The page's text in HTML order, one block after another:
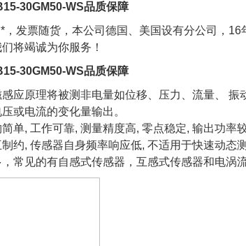
30GM50-WS品质保障
，发票随货，本公司德国、美国设有分公司，
将竭诚为你服务！
30GM50-WS品质保障
应原理将被测非电量如位移、压力、流量、
或电流的变化量输出。
单, 工作可靠, 测量精度高, 零点稳定, 输出功率
约, 传感器自身频率响应低, 不适用于快速动态
常见的有自感式传感器，互感式传感器和电涡